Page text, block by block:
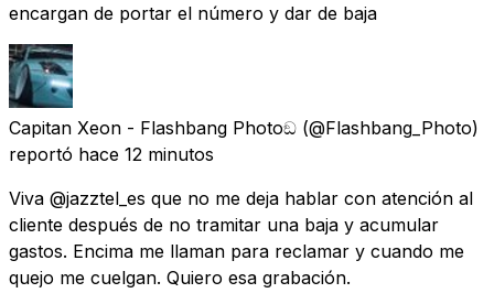
encargan de portar el número y dar de baja
Capitan Xeon - Flashbang Photoඞ (@Flashbang_Photo)
reportó hace 12 minutos
Viva @jazztel_es que no me deja hablar con atención al
cliente después de no tramitar una baja y acumular
gastos. Encima me llaman para reclamar y cuando me
quejo me cuelgan. Quiero esa grabación.